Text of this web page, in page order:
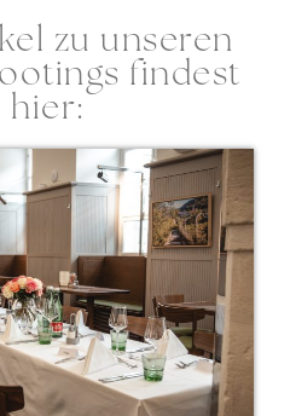
zu unseren
findest
hier: